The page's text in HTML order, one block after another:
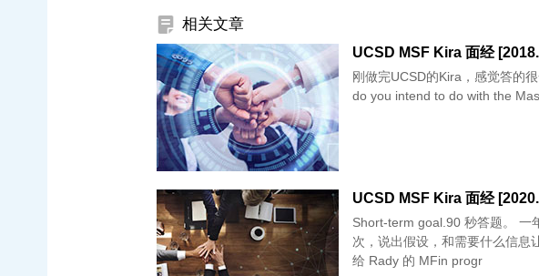
相关文章
UCSD MSF Kira 面经
刚做完UCSD的Kira，感觉答的很一般
do you intend to do with the
UCSD MSF Kira 面经
Short-term goal.90 秒答题。 一
次，说出假设，和需要什么信息
给 Rady 的 MFin progr